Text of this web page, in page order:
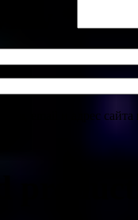
email и адрес
products